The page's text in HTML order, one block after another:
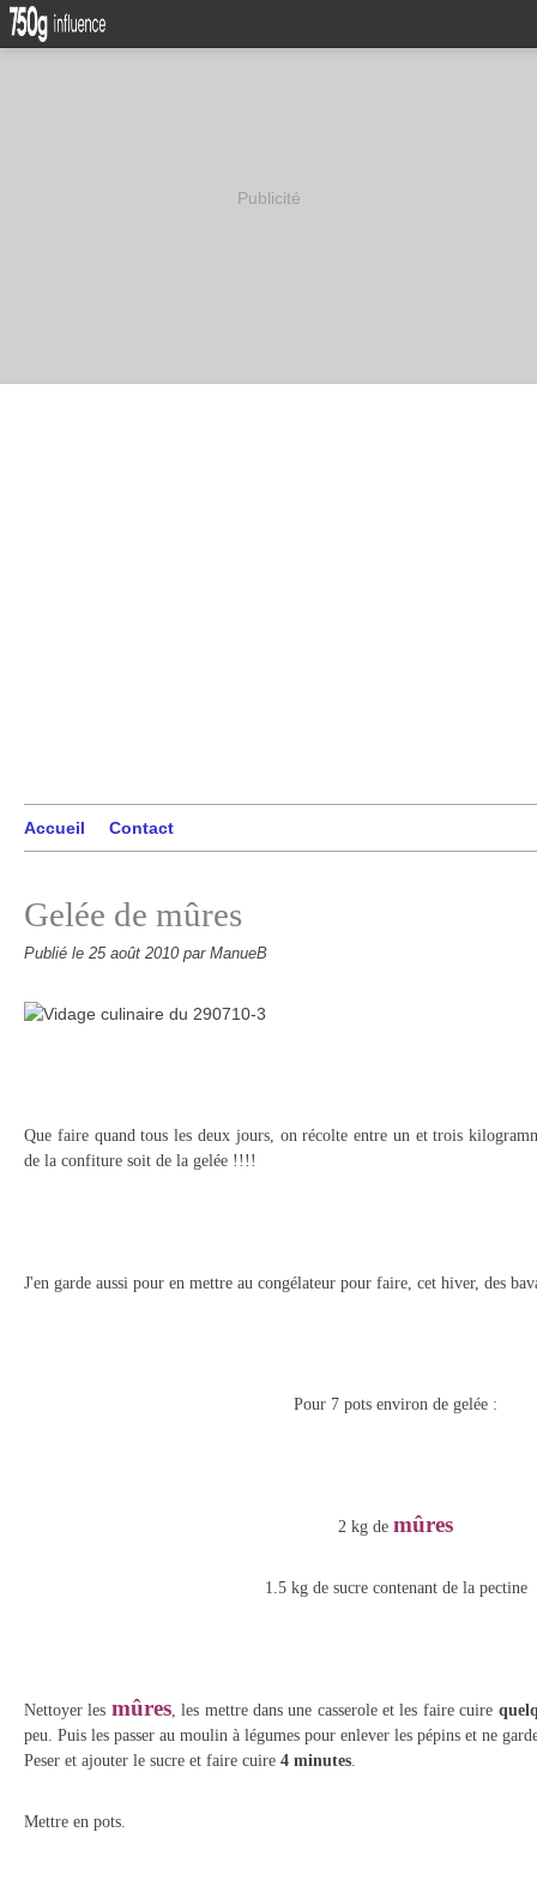
Publicité
Accueil Contact
Gelée de mûres
Publié le 25 août 2010 par ManueB
Que faire quand tous les deux jours, on récolte entre un et trois
de la confiture soit de la gelée !!!!
J'en garde aussi pour en mettre au congélateur pour faire, cet hiver, des
Pour 7 pots environ de gelée :
2 kg de mûres
1.5 kg de sucre contenant de la pectine
Nettoyer les mûres, les mettre dans une casserole et les faire cuire
peu. Puis les passer au moulin à légumes pour enlever les pépins et ne
Peser et ajouter le sucre et faire cuire 4 minutes.
Mettre en pots.